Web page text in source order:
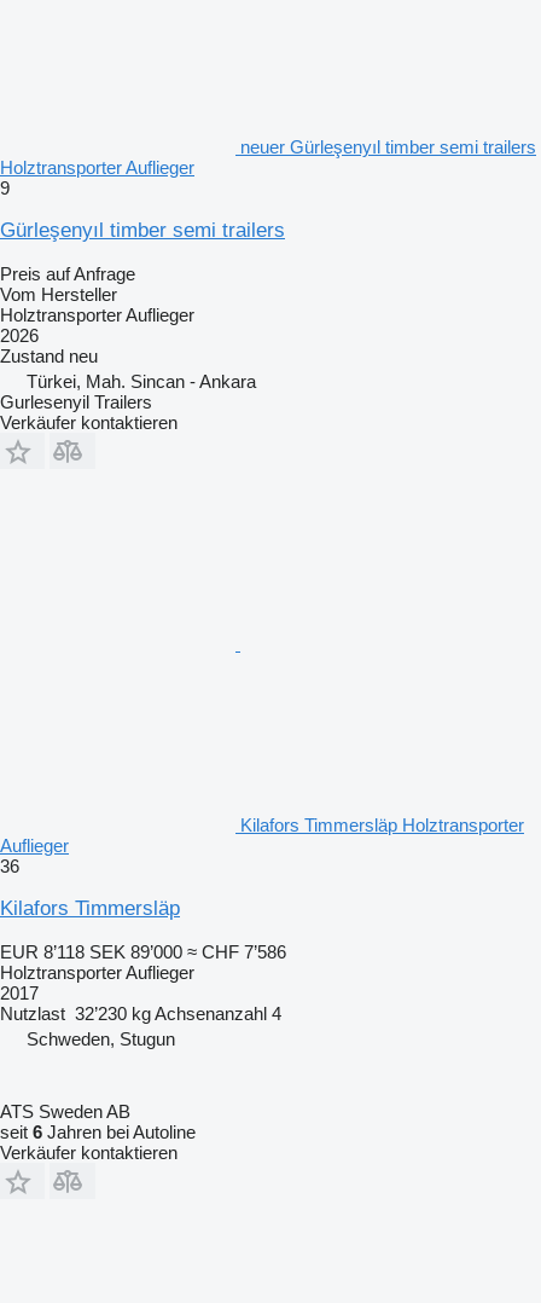
neuer Gürleşenyıl timber semi trailers
Holztransporter Auflieger
9
Gürleşenyıl timber semi trailers
Preis auf Anfrage
Vom Hersteller
Holztransporter Auflieger
2026
Zustand neu
Türkei, Mah. Sincan - Ankara
Gurlesenyil Trailers
Verkäufer kontaktieren
Kilafors Timmersläp Holztransporter
Auflieger
36
Kilafors Timmersläp
EUR 8’118 SEK 89’000 ≈ CHF 7’586
Holztransporter Auflieger
2017
Nutzlast 32’230 kgAchsenanzahl 4
Schweden, Stugun
ATS Sweden AB
seit 6 Jahren bei Autoline
Verkäufer kontaktieren